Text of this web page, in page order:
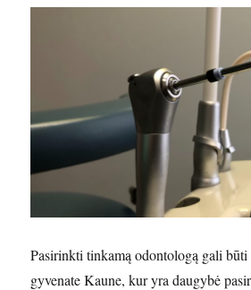
Pasirinkti tinkamą odontologą gali
gyvenate Kaune, kur yra daugybė